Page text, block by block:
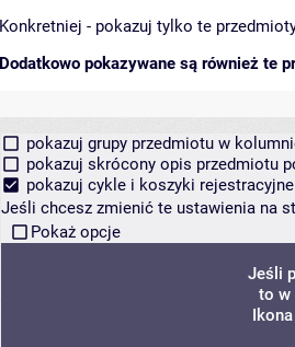
Konkretniej - pokazuj tylko te
Dodatkowo pokazywane są również te
pokazuj grupy przedmiotu w
pokazuj skrócony opis przedmiotu
pokazuj cykle i koszyki rejestracyjne
Jeśli chcesz zmienić te ustawienia na
Pokaż opcje
Jeśli
to w